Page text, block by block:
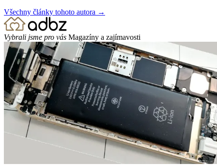
Všechny články tohoto autora →
Vybrali jsme pro vás Magazíny a zajímavosti